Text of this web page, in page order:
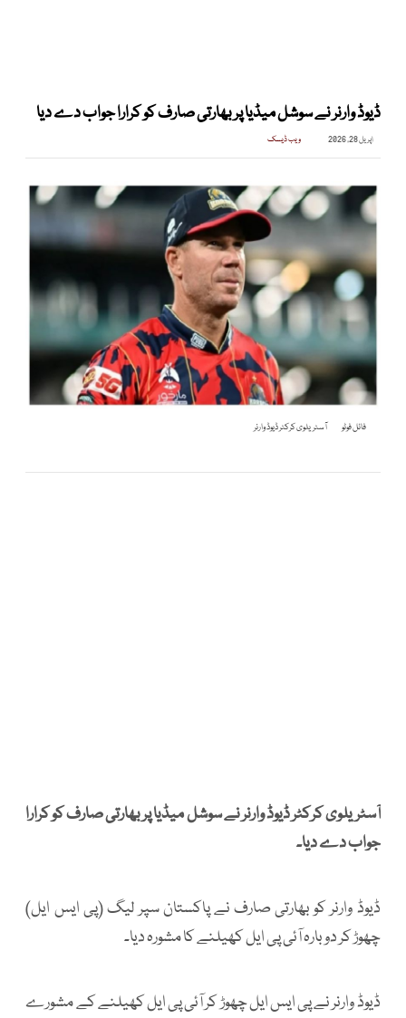
ڈیوڈ وارنر نے سوشل میڈیا پر بھارتی صارف کو کرارا جواب دے دیا
اپریل 28, 2026 ویب ڈیسک
فائل فوٹو آسٹریلوی کرکٹر ڈیوڈ وارنر
آسٹریلوی کرکٹر ڈیوڈ وارنر نے سوشل میڈیا پر بھارتی صارف کو کرارا
جواب دے دیا۔
ڈیوڈ وارنر کو بھارتی صارف نے پاکستان سپر لیگ (پی ایس ایل)
چھوڑ کر دوبارہ آئی پی ایل کھیلنے کا مشورہ دیا۔
ڈیوڈ وارنر نے پی ایس ایل چھوڑ کر آئی پی ایل کھیلنے کے مشورے